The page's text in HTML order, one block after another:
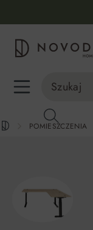
POMIESZCZENIA